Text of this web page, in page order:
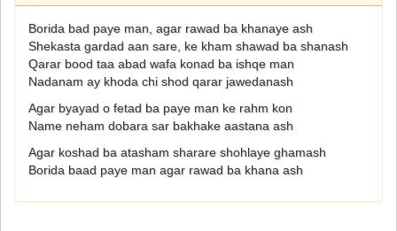
Borida bad paye man, agar rawad ba khanaye ash
Shekasta gardad aan sare, ke kham shawad ba shanash
Qarar bood taa abad wafa konad ba ishqe man
Nadanam ay khoda chi shod qarar jawedanash
Agar byayad o fetad ba paye man ke rahm kon
Name neham dobara sar bakhake aastana ash
Agar koshad ba atasham sharare shohlaye ghamash
Borida baad paye man agar rawad ba khana ash